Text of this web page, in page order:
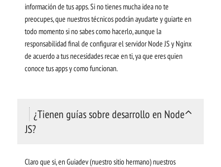
información de tus apps. Si no tienes mucha idea no te
preocupes, que nuestros técnicos podrán ayudarte y guiarte en
todo momento si no sabes como hacerlo, aunque la
responsabilidad final de configurar el servidor Node JS y Nginx
de acuerdo a tus necesidades recae en ti, ya que eres quien
conoce tus apps y como funcionan.
¿Tienen guías sobre desarrollo en Node
JS?
Claro que si, en Guiadev (nuestro sitio hermano) nuestros